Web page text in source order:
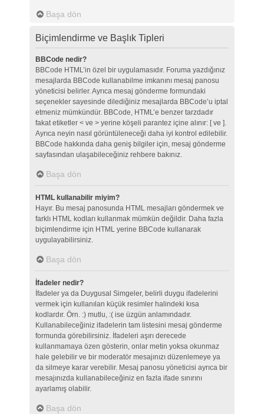
Başa dön
Biçimlendirme ve Başlık Tipleri
BBCode nedir?
BBCode HTML’in özel bir uygulamasıdır. Foruma yazdığınız
mesajlarda BBCode kullanabilme imkanını mesaj panosu
yöneticisi belirler. Ayrıca mesaj gönderme formundaki
seçenekler sayesinde dilediğiniz mesajlarda BBCode’u iptal
etmeniz mümkündür. BBCode, HTML’e benzer tarzdadır
fakat etiketler < ve > yerine köşeli parantez içine alınır: [ ve ].
Ayrıca neyin nasıl görüntüleneceği daha iyi kontrol edilebilir.
BBCode hakkında daha geniş bilgiler için, mesaj gönderme
sayfasından ulaşabileceğiniz rehbere bakınız.
Başa dön
HTML kullanabilir miyim?
Hayır. Bu mesaj panosunda HTML mesajları göndermek ve
farklı HTML kodları kullanmak mümkün değildir. Daha fazla
biçimlendirme için HTML yerine BBCode kullanarak
uygulayabilirsiniz.
Başa dön
İfadeler nedir?
İfadeler ya da Duygusal Simgeler, belirli duygu ifadelerini
vermek için kullanılan küçük resimler halindeki kısa
kodlardır. Örn. :) mutlu, :( ise üzgün anlamındadır.
Kullanabileceğiniz ifadelerin tam listesini mesaj gönderme
formunda görebilirsiniz. İfadeleri aşırı derecede
kullanmamaya özen gösterin, onlar metin yoksa okunmaz
hale gelebilir ve bir moderatör mesajınızı düzenlemeye ya
da silmeye karar verebilir. Mesaj panosu yöneticisi ayrıca bir
mesajınızda kullanabileceğiniz en fazla ifade sınırını
ayarlamış olabilir.
Başa dön